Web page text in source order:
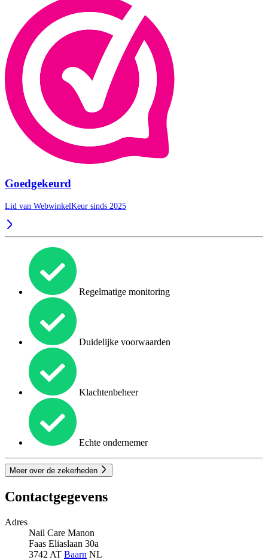
Goedgekeurd
Lid van WebwinkelKeur sinds 2025
Regelmatige monitoring
Duidelijke voorwaarden
Klachtenbeheer
Echte ondernemer
Meer over de zekerheden
Contactgegevens
Adres
Nail Care Manon
Faas Eliaslaan 30a
3742 AT Baarn NL